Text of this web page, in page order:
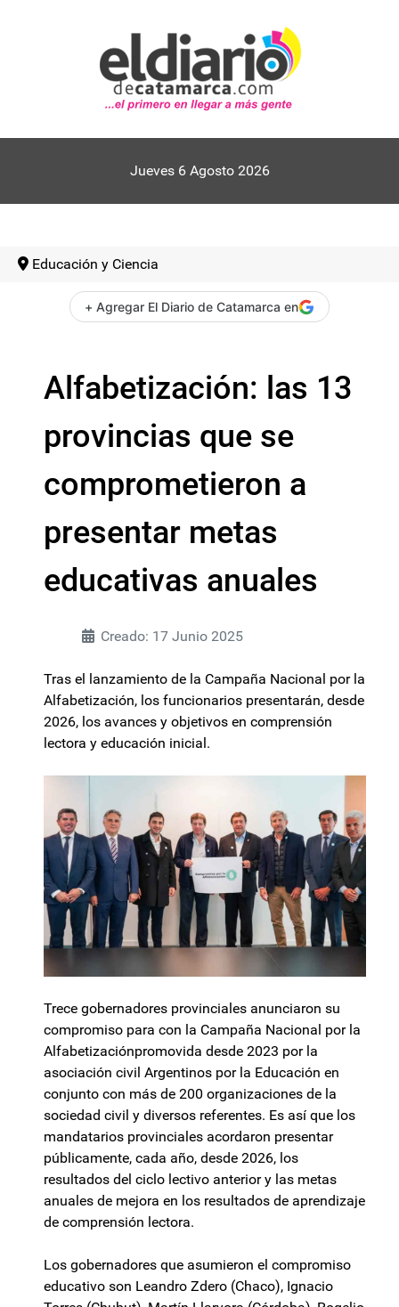
Jueves 6 Agosto 2026
Educación y Ciencia
+ Agregar El Diario de Catamarca en
Alfabetización: las 13
provincias que se
comprometieron a
presentar metas
educativas anuales
Creado: 17 Junio 2025
Tras el lanzamiento de la Campaña Nacional por la
Alfabetización, los funcionarios presentarán, desde
2026, los avances y objetivos en comprensión
lectora y educación inicial.
Trece gobernadores provinciales anunciaron su
compromiso para con la Campaña Nacional por la
Alfabetizaciónpromovida desde 2023 por la
asociación civil Argentinos por la Educación en
conjunto con más de 200 organizaciones de la
sociedad civil y diversos referentes. Es así que los
mandatarios provinciales acordaron presentar
públicamente, cada año, desde 2026, los
resultados del ciclo lectivo anterior y las metas
anuales de mejora en los resultados de aprendizaje
de comprensión lectora.
Los gobernadores que asumieron el compromiso
educativo son Leandro Zdero (Chaco), Ignacio